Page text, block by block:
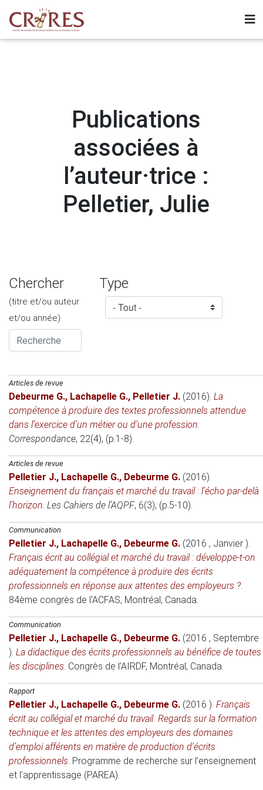
Publications
associées à
l’auteur·trice :
Pelletier, Julie
Chercher
(titre et/ou auteur
et/ou année)
Type
Articles de revue
Debeurme G., Lachapelle G., Pelletier J. (2016). La
compétence à produire des textes professionnels attendue
dans l’exercice d’un métier ou d’une profession.
Correspondance, 22(4), (p.1-8).
Articles de revue
Pelletier J., Lachapelle G., Debeurme G. (2016).
Enseignement du français et marché du travail : l’écho par-delà
l’horizon. Les Cahiers de l’AQPF, 6(3), (p.5-10).
Communication
Pelletier J., Lachapelle G., Debeurme G. (2016 , Janvier ).
Français écrit au collégial et marché du travail : développe-t-on
adéquatement la compétence à produire des écrits
professionnels en réponse aux attentes des employeurs ?.
84ème congrès de l'ACFAS, Montréal, Canada.
Communication
Pelletier J., Lachapelle G., Debeurme G. (2016 , Septembre
). La didactique des écrits professionnels au bénéfice de toutes
les disciplines. Congrès de l’AIRDF, Montréal, Canada.
Rapport
Pelletier J., Lachapelle G., Debeurme G. (2016 ). Français
écrit au collégial et marché du travail. Regards sur la formation
technique et les attentes des employeurs des domaines
d’emploi afférents en matière de production d'écrits
professionnels. Programme de recherche sur l’enseignement
et l’apprentissage (PAREA).